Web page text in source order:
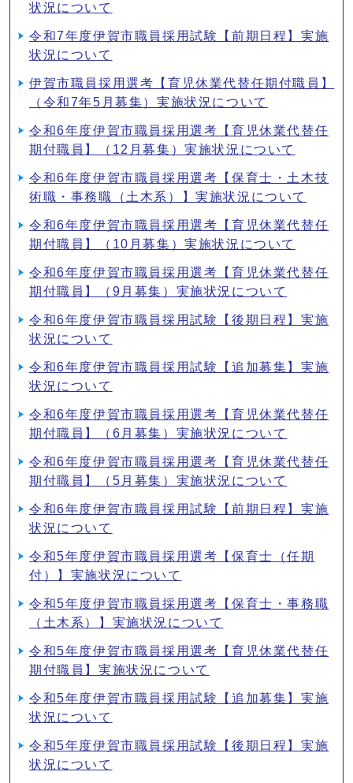
状況について
令和7年度伊賀市職員採用試験【前期日程】実施
状況について
伊賀市職員採用選考【育児休業代替任期付職員】
（令和7年5月募集）実施状況について
令和6年度伊賀市職員採用選考【育児休業代替任
期付職員】（12月募集）実施状況について
令和6年度伊賀市職員採用選考【保育士・土木技
術職・事務職（土木系）】実施状況について
令和6年度伊賀市職員採用選考【育児休業代替任
期付職員】（10月募集）実施状況について
令和6年度伊賀市職員採用選考【育児休業代替任
期付職員】（9月募集）実施状況について
令和6年度伊賀市職員採用試験【後期日程】実施
状況について
令和6年度伊賀市職員採用試験【追加募集】実施
状況について
令和6年度伊賀市職員採用選考【育児休業代替任
期付職員】（6月募集）実施状況について
令和6年度伊賀市職員採用選考【育児休業代替任
期付職員】（5月募集）実施状況について
令和6年度伊賀市職員採用試験【前期日程】実施
状況について
令和5年度伊賀市職員採用選考【保育士（任期
付）】実施状況について
令和5年度伊賀市職員採用選考【保育士・事務職
（土木系）】実施状況について
令和5年度伊賀市職員採用選考【育児休業代替任
期付職員】実施状況について
令和5年度伊賀市職員採用試験【追加募集】実施
状況について
令和5年度伊賀市職員採用試験【後期日程】実施
状況について